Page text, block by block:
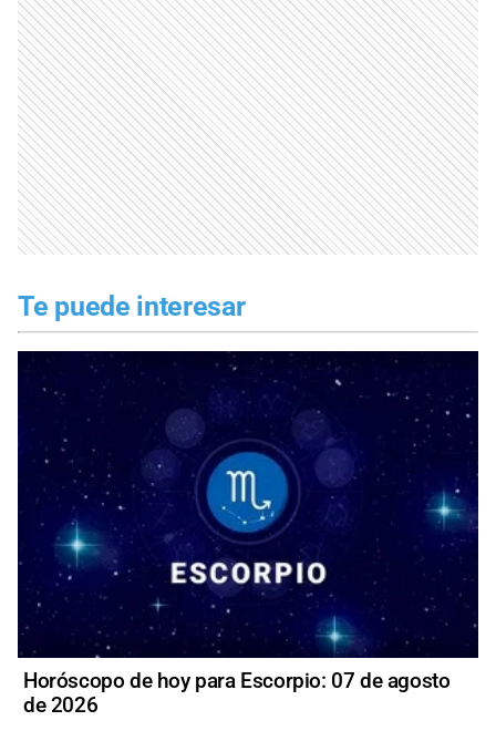
Te puede interesar
Horóscopo de hoy para Escorpio: 07 de agosto
de 2026